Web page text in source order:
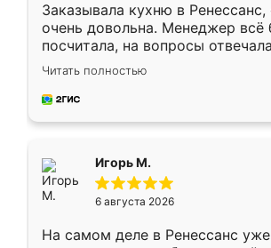
Заказывала кухню в Ренессанс,
очень довольна. Менеджер всё
посчитала, на вопросы
Замерщик приехал в субботу,
делу со всей
за день, ребята работали
Читать полностью
Игорь М.
6 августа 2026
На самом деле в Ренессанс